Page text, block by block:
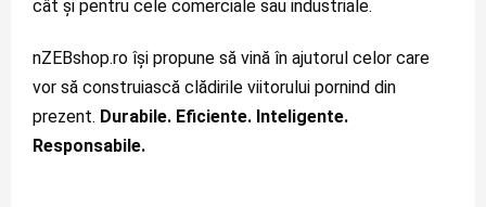
cât și pentru cele comerciale sau industriale.
nZEBshop.ro își propune să vină în ajutorul celor care
vor să construiască clădirile viitorului pornind din
prezent. Durabile. Eficiente. Inteligente.
Responsabile.